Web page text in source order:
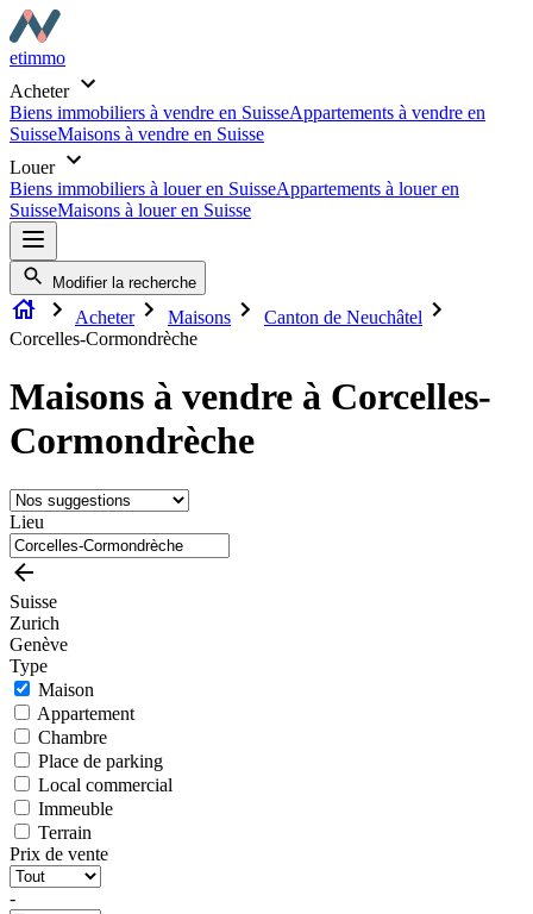
etimmo
Acheter
Biens immobiliers à vendre en SuisseAppartements à vendre en
SuisseMaisons à vendre en Suisse
Louer
Biens immobiliers à louer en SuisseAppartements à louer en
SuisseMaisons à louer en Suisse
Modifier la recherche
Acheter Maisons
Canton de Neuchâtel
Corcelles-Cormondrèche
Maisons à vendre à Corcelles-
Cormondrèche
Lieu
Suisse
Zurich
Genève
Type
Maison
Appartement
Chambre
Place de parking
Local commercial
Immeuble
Terrain
Prix de vente
-